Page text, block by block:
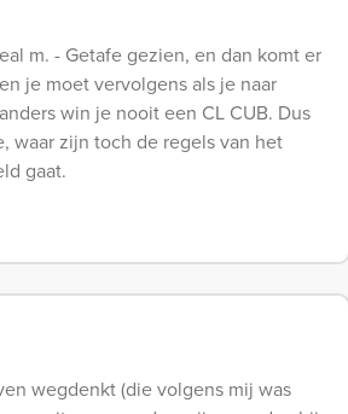
m. - Getafe gezien, en dan komt er
je moet vervolgens als je naar
win je nooit een CL CUB. Dus
waar zijn toch de regels van het
gaat.
wegdenkt (die volgens mij was